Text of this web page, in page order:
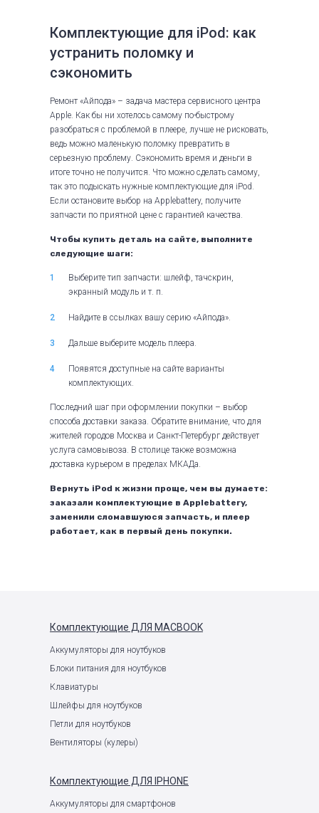
Комплектующие для iPod: как
устранить поломку и
сэкономить
Ремонт «Айпода» – задача мастера сервисного центра
Apple. Как бы ни хотелось самому по-быстрому
разобраться с проблемой в плеере, лучше не рисковать,
ведь можно маленькую поломку превратить в
серьезную проблему. Сэкономить время и деньги в
итоге точно не получится. Что можно сделать самому,
так это подыскать нужные комплектующие для iPod.
Если остановите выбор на Applebattery, получите
запчасти по приятной цене с гарантией качества.
Чтобы купить деталь на сайте, выполните
следующие шаги:
Выберите тип запчасти: шлейф, тачскрин,
экранный модуль и т. п.
Найдите в ссылках вашу серию «Айпода».
Дальше выберите модель плеера.
Появятся доступные на сайте варианты
комплектующих.
Последний шаг при оформлении покупки – выбор
способа доставки заказа. Обратите внимание, что для
жителей городов Москва и Санкт-Петербург действует
услуга самовывоза. В столице также возможна
доставка курьером в пределах МКАДа.
Вернуть iPod к жизни проще, чем вы думаете:
заказали комплектующие в Applebattery,
заменили сломавшуюся запчасть, и плеер
работает, как в первый день покупки.
Комплектующие ДЛЯ MACBOOK
Аккумуляторы для ноутбуков
Блоки питания для ноутбуков
Клавиатуры
Шлейфы для ноутбуков
Петли для ноутбуков
Вентиляторы (кулеры)
Комплектующие ДЛЯ IPHONE
Аккумуляторы для смартфонов